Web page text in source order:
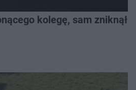
kolegę, sam zniknął